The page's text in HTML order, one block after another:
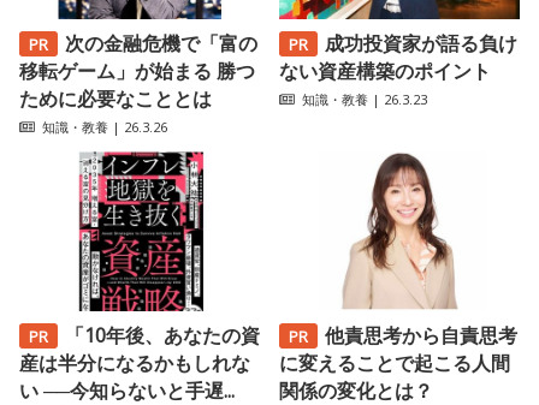
次の金融危機で「富の
移転ゲーム」が始まる 勝つ
ために必要なこととは
知識・教養 | 26.3.26
成功投資家が語る負け
ない資産構築のポイント
知識・教養 | 26.3.23
「10年後、あなたの資
産は半分になるかもしれな
い ──今知らないと手遅...
他責思考から自責思考
に変えることで起こる人間
関係の変化とは？